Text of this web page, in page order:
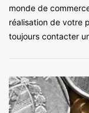
monde de
réalisation de votre
toujours contacter